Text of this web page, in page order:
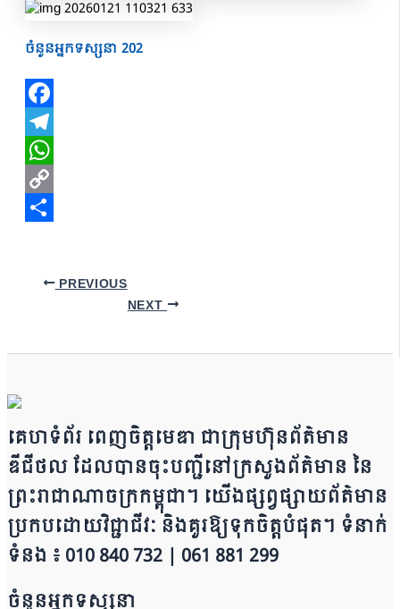
ចំនួនអ្នកទស្សនា 202
Facebook
Telegram
WhatsApp
Copy
PREVIOUS
NEXT
គេហទំព័រ ពេញចិត្តមេឌា ជា​ក្រុ​​​​​ម​​​ហ៊ុន​ព័ត៌មាន​
ឌីជីថល ដែ​លបា​ន​​ចុះបញ្ជីនៅក្រសួងព័ត៌មាន នៃ​​​​
ព្រះរាជាណាចក្រ​ក​ម្ពុជា។ យើ​ង​​​​​ផ្សព្វផ្សាយព័​ត៌​មា​​​​ន
ប្រក​ប​ដោ​​​​​​យ​វិជ្ជាជីវៈ និ​ងគួរ​ឱ្យ​ទុកចិត្ត​បំ​ផុត។ ទំនាក់
ទំនង ៖ 010 840 732 | 0​​​​​61 881 299
ចំនួនអ្នកទស្សនា